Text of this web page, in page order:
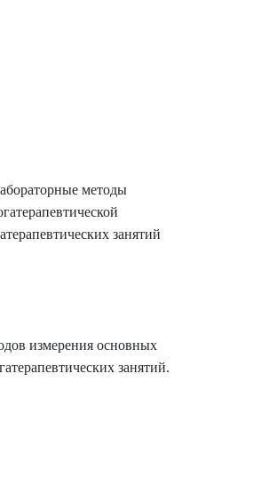
методы
занятий
измерения основных
занятий.